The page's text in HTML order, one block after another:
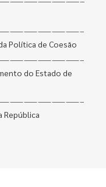
Política de Coesão
do Estado de
República